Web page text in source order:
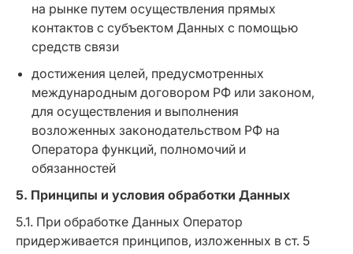
на рынке путем осуществления прямых
контактов с субъектом Данных с помощью
средств связи
достижения целей, предусмотренных
международным договором РФ или законом,
для осуществления и выполнения
возложенных законодательством РФ на
Оператора функций, полномочий и
обязанностей
5. Принципы и условия обработки Данных
5.1. При обработке Данных Оператор
придерживается принципов, изложенных в ст. 5